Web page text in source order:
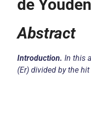
de
Abstract
Introduction. In this
(Er) divided by the hit